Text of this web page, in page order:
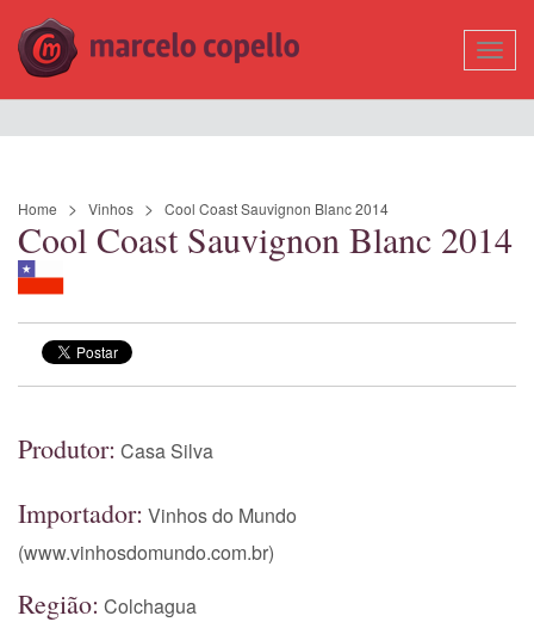
Home Vinhos Cool Coast Sauvignon Blanc 2014
Cool Coast Sauvignon Blanc 2014
Produtor: Casa Silva
Importador: Vinhos do Mundo
(www.vinhosdomundo.com.br)
Região: Colchagua